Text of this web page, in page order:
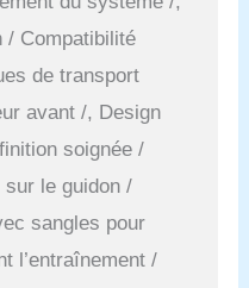
/ Compatibilité
de transport
avant /, Design
soignée /
le guidon /
sangles pour
l’entraînement /